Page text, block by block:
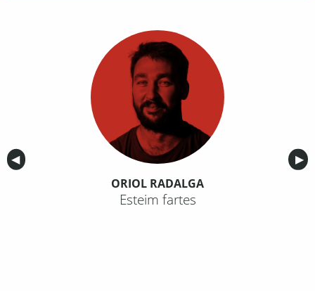
Anterior
◀︎ ▶︎
ORIOL RADALGA
Esteim fartes